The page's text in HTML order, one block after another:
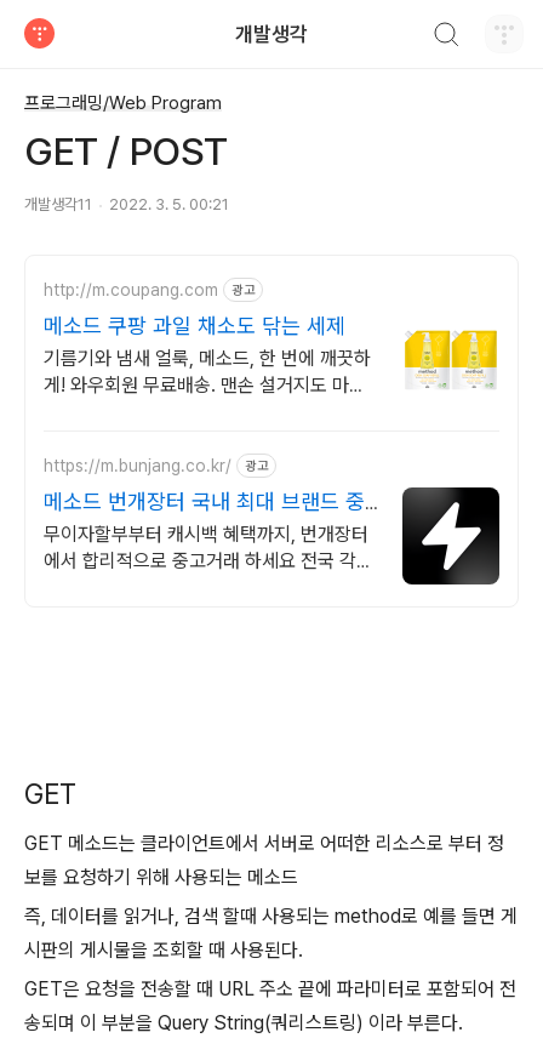
개발생각
프로그래밍/Web Program
GET / POST
개발생각11 2022. 3. 5. 00:21
http://m.coupang.com 광고
메소드 쿠팡 과일 채소도 닦는 세제
기름기와 냄새 얼룩, 메소드, 한 번에 깨끗하
게! 와우회원 무료배송. 맨손 설거지도 마음
https://m.bunjang.co.kr/ 광고
메소드 번개장터 국내 최대 브랜드 중
고거래
무이자할부부터 캐시백 혜택까지, 번개장터
에서 합리적으로 중고거래 하세요 전국 각지
GET
GET 메소드는 클라이언트에서 서버로 어떠한 리소스로 부터 정
보를 요청하기 위해 사용되는 메소드
즉, 데이터를 읽거나, 검색 할때 사용되는 method로 예를 들면 게
시판의 게시물을 조회할 때 사용된다.
GET은 요청을 전송할 때 URL 주소 끝에 파라미터로 포함되어 전
송되며 이 부분을 Query String(쿼리스트링) 이라 부른다.